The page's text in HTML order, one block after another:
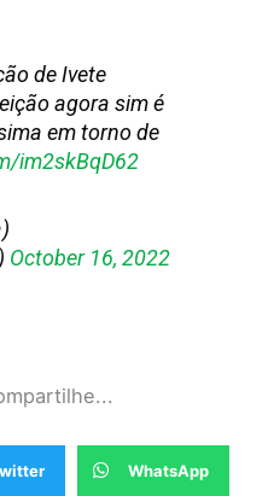
de Ivete
agora sim é
em torno de
im2skBqD62
October 16, 2022
WhatsApp